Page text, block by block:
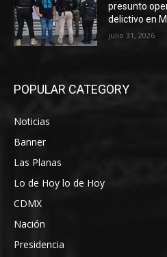
presunto
delictivo en
julio 31, 2026
POPULAR CATEGORY
Noticias
Banner
Las Planas
Lo de Hoy lo de Hoy
CDMX
Nación
Presidencia